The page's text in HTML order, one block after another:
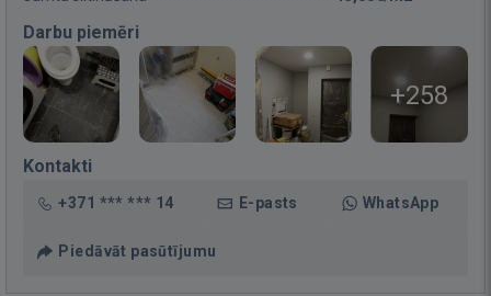
Darbu piemēri
+258
Kontakti
+371 *** *** 14 E-pasts WhatsApp
Piedāvāt pasūtījumu